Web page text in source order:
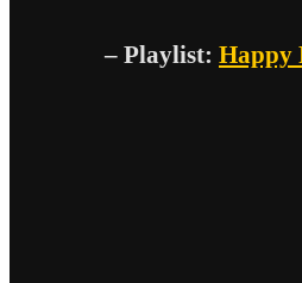
– Playlist: Happy